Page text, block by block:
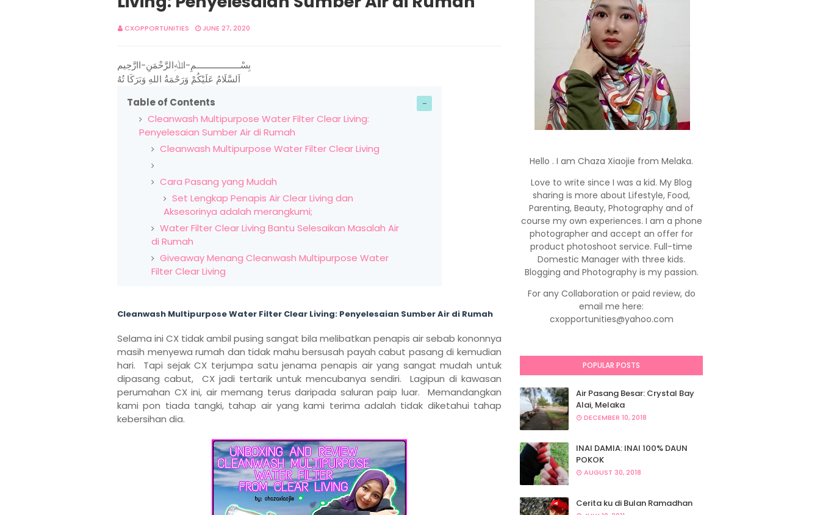
CXOPPORTUNITIES JUNE 27, 2020
Table of Contents
Cleanwash Multipurpose Water Filter Clear Living:
Penyelesaian Sumber Air di Rumah
Cleanwash Multipurpose Water Filter Clear Living
Cara Pasang yang Mudah
Set Lengkap Penapis Air Clear Living dan
Aksesorinya adalah merangkumi;
Water Filter Clear Living Bantu Selesaikan Masalah Air
di Rumah
Giveaway Menang Cleanwash Multipurpose Water
Filter Clear Living
Cleanwash Multipurpose Water Filter Clear Living: Penyelesaian Sumber Air di Rumah
Selama ini CX tidak ambil pusing sangat bila melibatkan penapis air sebab kononnya
masih menyewa rumah dan tidak mahu bersusah payah cabut pasang di kemudian
hari. Tapi sejak CX terjumpa satu jenama penapis air yang sangat mudah untuk
dipasang cabut, CX jadi tertarik untuk mencubanya sendiri. Lagipun di kawasan
perumahan CX ini, air memang terus daripada saluran paip luar. Memandangkan
kami pon tiada tangki, tahap air yang kami terima adalah tidak diketahui tahap
kebersihan dia.
Hello . I am Chaza Xiaojie from Melaka.
Love to write since I was a kid. My Blog
sharing is more about Lifestyle, Food,
Parenting, Beauty, Photography and of
course my own experiences. I am a phone
photographer and accept an offer for
product photoshoot service. Full-time
Domestic Manager with three kids.
Blogging and Photography is my passion.
For any Collaboration or paid review, do
email me here:
cxopportunities@yahoo.com
POPULAR POSTS
Air Pasang Besar: Crystal Bay
Alai, Melaka
DECEMBER 10, 2018
INAI DAMIA: INAI 100% DAUN
POKOK
AUGUST 30, 2018
Cerita ku di Bulan Ramadhan